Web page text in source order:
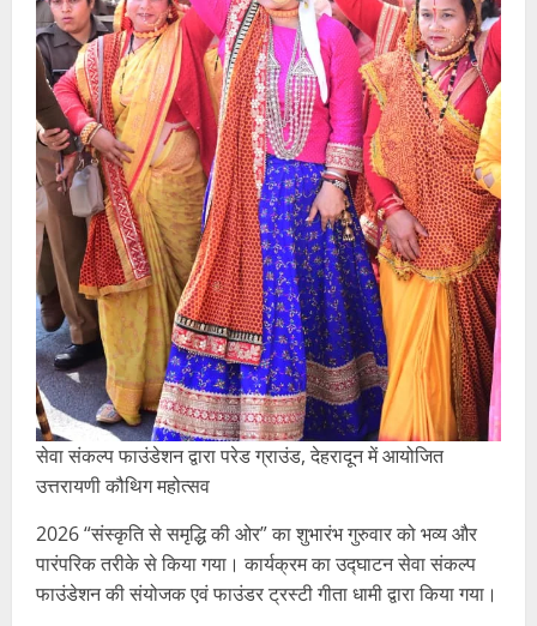
सेवा संकल्प फाउंडेशन द्वारा परेड ग्राउंड, देहरादून में आयोजित
उत्तरायणी कौथिग महोत्सव
2026 “संस्कृति से समृद्धि की ओर” का शुभारंभ गुरुवार को भव्य और
पारंपरिक तरीके से किया गया। कार्यक्रम का उद्घाटन सेवा संकल्प
फाउंडेशन की संयोजक एवं फाउंडर ट्रस्टी गीता धामी द्वारा किया गया।